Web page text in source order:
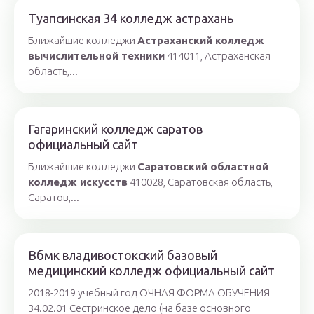
Туапсинская 34 колледж астрахань
Ближайшие колледжи Астраханский колледж
вычислительной техники 414011, Астраханская
область,...
Гагаринский колледж саратов
официальный сайт
Ближайшие колледжи Саратовский областной
колледж искусств 410028, Саратовская область,
Саратов,...
Вбмк владивостокский базовый
медицинский колледж официальный сайт
2018-2019 учебный год ОЧНАЯ ФОРМА ОБУЧЕНИЯ
34.02.01 Сестринское дело (на базе основного